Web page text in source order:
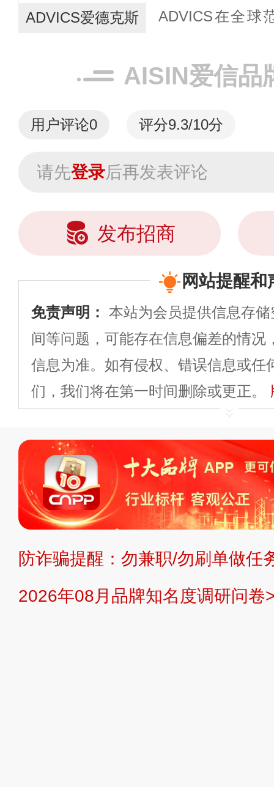
ADVICS爱德克斯
ADVICS在全球
司。其研发中心
AISIN爱信品
用户评论0 评分9.3/10分
请先登录后再发表评论
发布招商
网站提醒和
免责声明： 本站为会员提供信息存
间等问题，可能存在信息偏差的情况
信息为准。如有侵权、错误信息或任
们，我们将在第一时间删除或更正。
平台自有内容（文字
标、LOGO 等）知识产权归本站所
复制、转载、商用。本站不生产产
不代理、不招商、不提供中介服务。
持投资购买的观点或意见，页面信息
提交说明： 快速提交发布>> 提交品
防诈骗提醒：勿兼职/勿刷单做任
2026年08月品牌知名度调研问卷